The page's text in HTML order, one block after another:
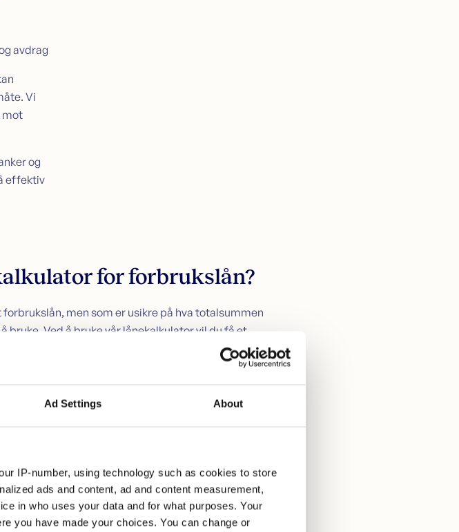
Ad Settings About
IP-number, using technology such as cookies to store
ads and content, ad and content measurement,
in who uses your data and for what purposes. Your
you have made your choices. You can change or
avdrag
Vi
mot
og
effektiv
for forbrukslån?
men som er usikre på hva totalsummen
bruke. Ved å bruke vår lånekalkulator vil du få et
prisoverslag på hva forbrukslånet kommer
du låner og hvor lang nedbetalingstid du har. Et
hvis den effektive renten er på 15.87%. Det vil si at